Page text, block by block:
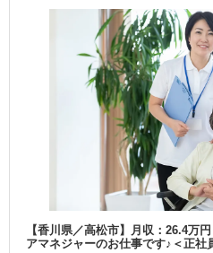
【香川県／高松市】月収：26.4万
アマネジャーのお仕事です♪＜正社